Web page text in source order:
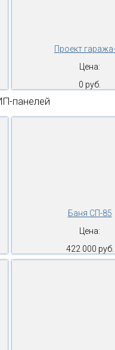
Проект
Цена:
0 руб.
панелей
Баня СП-85
Цена:
422 000 руб.